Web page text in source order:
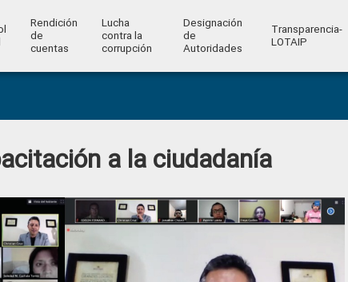
Rendición
de
cuentas
Lucha
contra la
corrupción
Designación
de
Autoridades
Transparencia-
LOTAIP
a la ciudadanía